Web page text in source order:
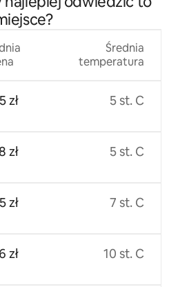
zł
zł
zł
zł
Średnia
temperatura
5 st. C
5 st. C
7 st. C
10 st. C